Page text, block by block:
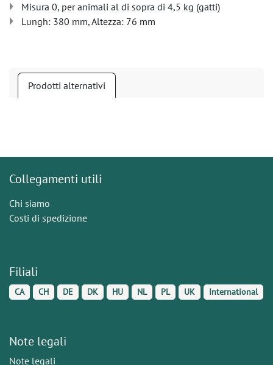
Misura 0, per animali al di sopra di 4,5 kg (gatti)
Lungh: 380 mm, Altezza: 76 mm
Prodotti alternativi
Collegamenti utili
Chi siamo
Costi di spedizione
Filiali
CA CH DE DK HU NL PL UK International
Note legali
Note legali